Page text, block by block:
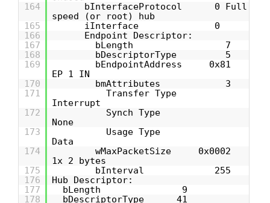
164
bInterfaceProtocol 0 Full
speed (or root) hub
165
iInterface 0
166
Endpoint Descriptor:
167
bLength 7
168
bDescriptorType 5
169
bEndpointAddress 0x81
EP 1 IN
170
bmAttributes 3
171
Transfer Type
Interrupt
172
Synch Type
None
173
Usage Type
Data
174
wMaxPacketSize 0x0002
1x 2 bytes
175
bInterval 255
176
Hub Descriptor:
177
bLength 9
178
bDescriptorType 41